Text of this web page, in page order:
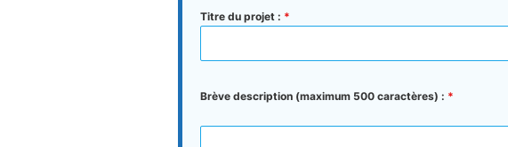
Titre du projet : *
Brève description (maximum 500 caractères) : *